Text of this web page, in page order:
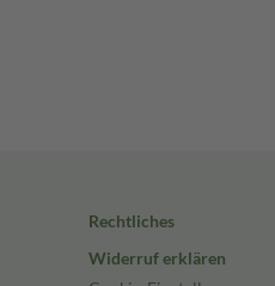
Rechtliches
Widerruf erklären